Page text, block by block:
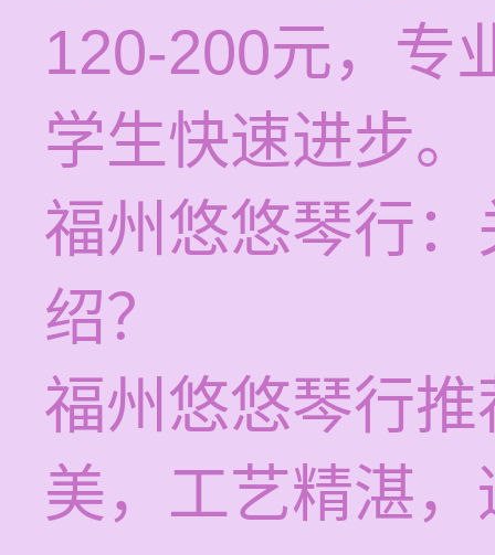
120-200元，专
学生快速进步。
福州悠悠琴行
绍？
福州悠悠琴行
美，工艺精湛